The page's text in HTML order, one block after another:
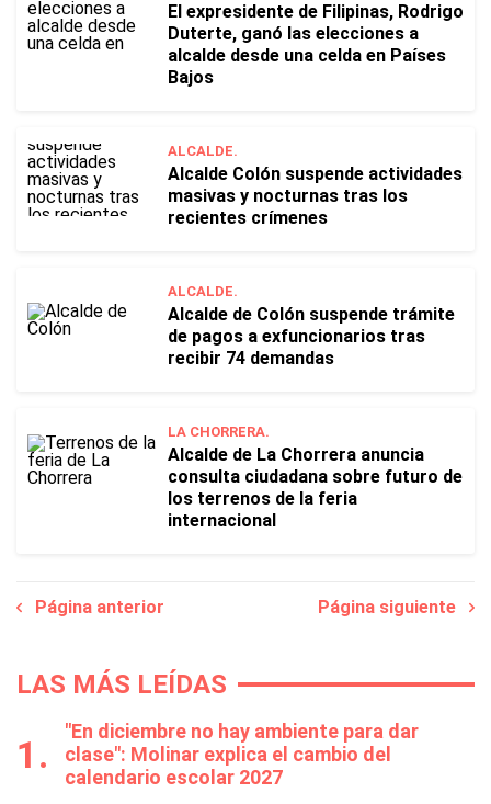
El expresidente de Filipinas, Rodrigo
Duterte, ganó las elecciones a
alcalde desde una celda en Países
Bajos
ALCALDE.
Alcalde Colón suspende actividades
masivas y nocturnas tras los
recientes crímenes
ALCALDE.
Alcalde de Colón suspende trámite
de pagos a exfuncionarios tras
recibir 74 demandas
LA CHORRERA.
Alcalde de La Chorrera anuncia
consulta ciudadana sobre futuro de
los terrenos de la feria
internacional
Página anterior Página siguiente
LAS MÁS LEÍDAS
"En diciembre no hay ambiente para dar
clase": Molinar explica el cambio del
calendario escolar 2027